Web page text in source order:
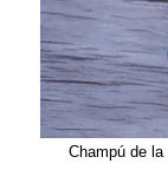
Champú de